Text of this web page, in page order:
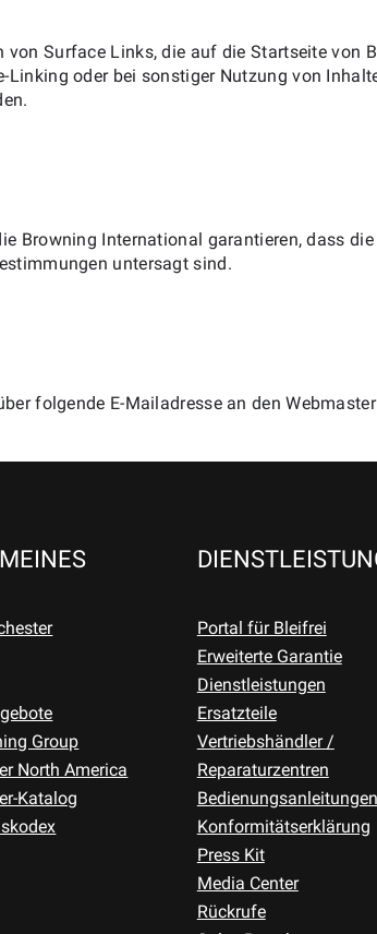
Surface Links, die auf die Startseite von
oder bei sonstiger Nutzung von
Browning International garantieren, dass
untersagt sind.
folgende E-Mailadresse an den
Group
North America
Katalog
Portal für Bleifrei
Erweiterte Garantie
Dienstleistungen
Ersatzteile
Vertriebshändler /
Reparaturzentren
Bedienungsanleitungen
Konformitätserklärung
Press Kit
Media Center
Rückrufe